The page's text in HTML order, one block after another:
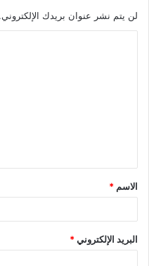
لن يتم نشر عنوان بريدك الإلكتروني.
ق
*
الاسم *
البريد الإلكتروني*